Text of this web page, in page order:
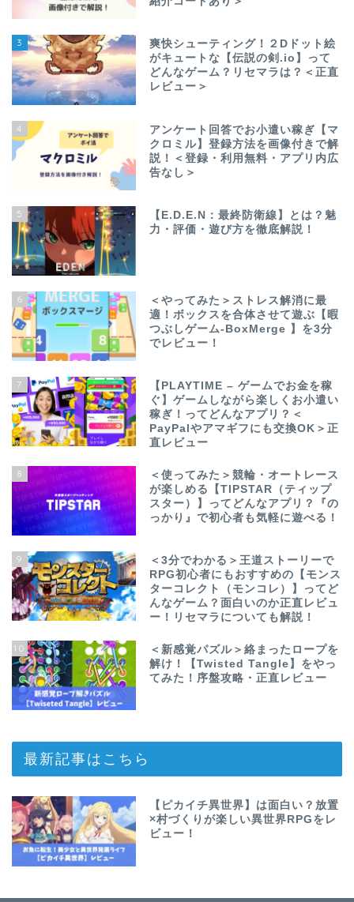
3
爽快シューティング！２Dドット絵
がキュートな【伝説の剣.io】って
どんなゲーム？リセマラは？＜正直
レビュー＞
4
アンケート回答でお小遣い稼ぎ【マ
クロミル】登録方法を画像付きで解
説！＜登録・利用無料・アプリ内広
告なし＞
5
【E.D.E.N：最終防衛線】とは？魅
力・評価・遊び方を徹底解説！
6
＜やってみた＞ストレス解消に最
適！ボックスを合体させて遊ぶ【暇
つぶしゲーム-BoxMerge 】を3分
でレビュー！
7
【PLAYTIME – ゲームでお金を稼
ぐ】ゲームしながら楽しくお小遣い
稼ぎ！ってどんなアプリ？＜
PayPalやアマギフにも交換OK＞正
直レビュー
8
＜使ってみた＞競輪・オートレース
が楽しめる【TIPSTAR（ティップ
スター）】ってどんなアプリ？『の
っかり』で初心者も気軽に遊べる！
9
＜3分でわかる＞王道ストーリーで
RPG初心者にもおすすめの【モンス
ターコレクト（モンコレ）】ってど
んなゲーム？面白いのか正直レビュ
ー！リセマラについても解説！
10
＜新感覚パズル＞絡まったロープを
解け！【Twisted Tangle】をやっ
てみた！序盤攻略・正直レビュー
最新記事はこちら
【ピカイチ異世界】は面白い？放置
×村づくりが楽しい異世界RPGをレ
ビュー！